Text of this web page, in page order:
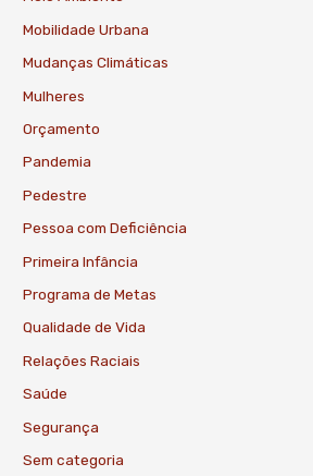
Mobilidade Urbana
Mudanças Climáticas
Mulheres
Orçamento
Pandemia
Pedestre
Pessoa com Deficiência
Primeira Infância
Programa de Metas
Qualidade de Vida
Relações Raciais
Saúde
Segurança
Sem categoria